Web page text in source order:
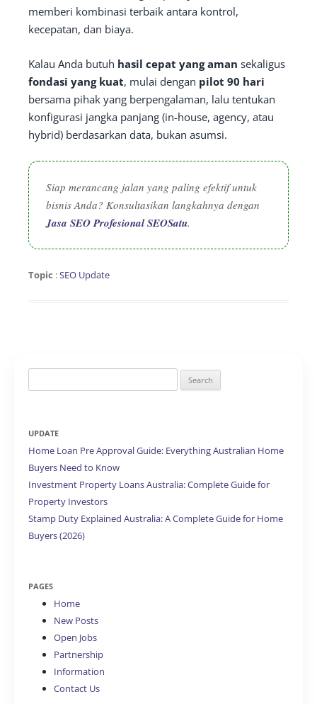
memberi kombinasi terbaik antara kontrol,
kecepatan, dan biaya.
Kalau Anda butuh hasil cepat yang aman sekaligus
fondasi yang kuat, mulai dengan pilot 90 hari
bersama pihak yang berpengalaman, lalu tentukan
konfigurasi jangka panjang (in-house, agency, atau
hybrid) berdasarkan data, bukan asumsi.
Siap merancang jalan yang paling efektif untuk
bisnis Anda? Konsultasikan langkahnya dengan
Jasa SEO Profesional SEOSatu.
Topic :SEO Update
for:
UPDATE
Home Loan Pre Approval Guide: Everything Australian Home
Buyers Need to Know
Investment Property Loans Australia: Complete Guide for
Property Investors
Stamp Duty Explained Australia: A Complete Guide for Home
Buyers (2026)
PAGES
Home
New Posts
Open Jobs
Partnership
Information
Contact Us